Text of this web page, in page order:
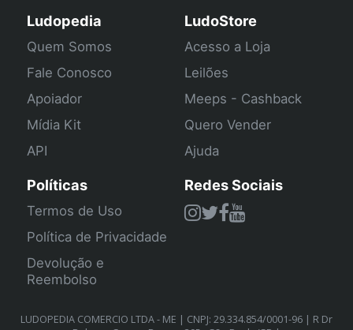
Ludopedia
Quem Somos
Fale Conosco
Apoiador
Mídia Kit
API
LudoStore
Acesso a Loja
Leilões
Meeps - Cashback
Quero Vender
Ajuda
Políticas
Termos de Uso
Política de Privacidade
Devolução e
Reembolso
Redes Sociais
LUDOPEDIA COMERCIO LTDA - ME | CNPJ: 29.334.854/0001-96 | R Dr